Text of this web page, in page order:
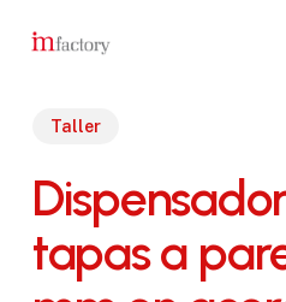
Taller
tapas a